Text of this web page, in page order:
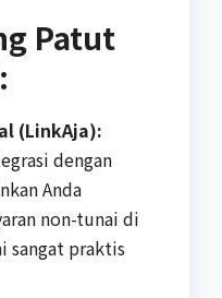
Patut
(LinkAja):
dengan
Anda
non-tunai di
sangat praktis